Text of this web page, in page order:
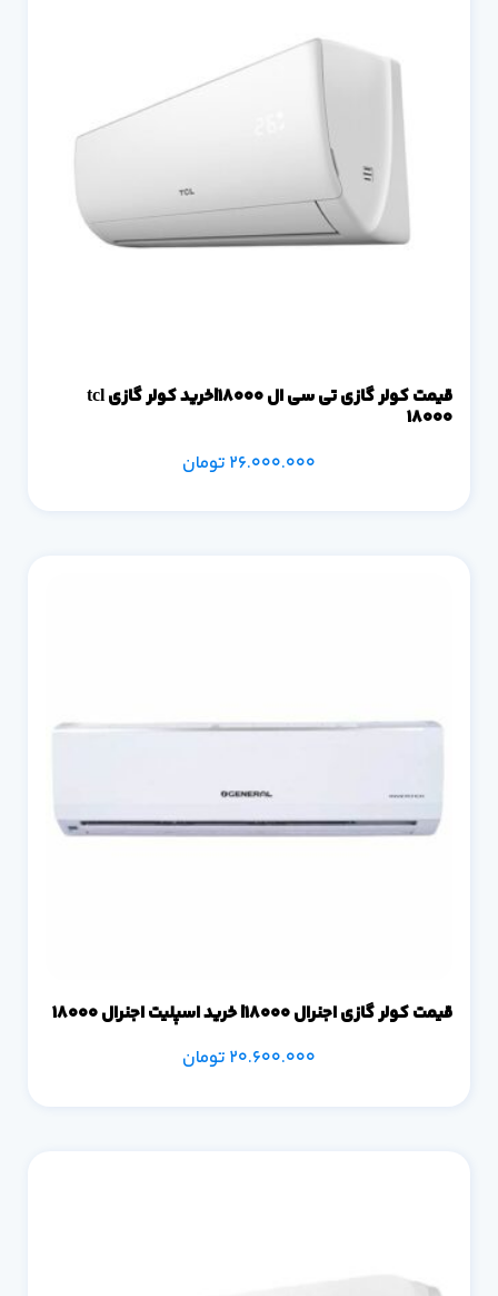
قیمت کولر گازی تی سی ال 18000|خرید کولر گازی tcl
18000
26.000.000تومان
قیمت کولر گازی اجنرال 18000| خرید اسپلیت اجنرال 18000
20.600.000تومان